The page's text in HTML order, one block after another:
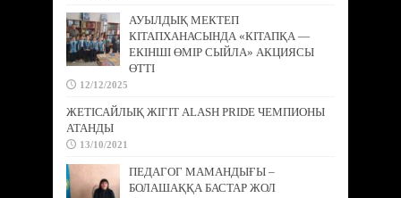
АУЫЛДЫҚ МЕКТЕП
КІТАПХАНАСЫНДА «КІТАПҚА —
ЕКІНШІ ӨМІР СЫЙЛА» АКЦИЯСЫ
ӨТТІ
12/12/2025
ЖЕТІСАЙЛЫҚ ЖІГІТ ALASH PRIDE ЧЕМПИОНЫ
АТАНДЫ
13/10/2021
ПЕДАГОГ МАМАНДЫҒЫ –
БОЛАШАҚҚА БАСТАР ЖОЛ